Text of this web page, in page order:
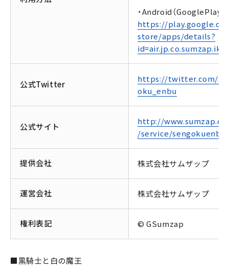
・Android（GooglePlay）
https://
store/apps/details?
公式Twitter
https://twitter.com/
oku_enbu
公式サイト
http://
/service/sengokuenbu/
提供会社 株式会社サムザップ
運営会社 株式会社サムザップ
権利表記 © GSumzap
■黒騎士と白の魔王